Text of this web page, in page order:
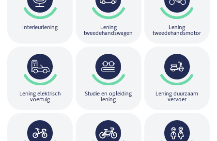
Interieurlening
Lening
tweedehandswagen
Lening
tweedehandsmotor
Lening elektrisch
voertuig
Studie en opleiding
lening
Lening duurzaam
vervoer